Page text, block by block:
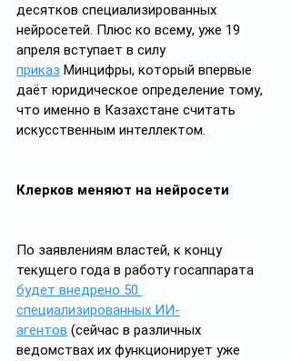
десятков специализированных
нейросетей. Плюс ко всему, уже 19
апреля вступает в силу
приказ Минцифры, который впервые
даёт юридическое определение тому,
что именно в Казахстане считать
искусственным интеллектом.
Клерков меняют на нейросети
По заявлениям властей, к концу
текущего года в работу госаппарата
будет внедрено 50
специализированных ИИ-
агентов (сейчас в различных
ведомствах их функционирует уже